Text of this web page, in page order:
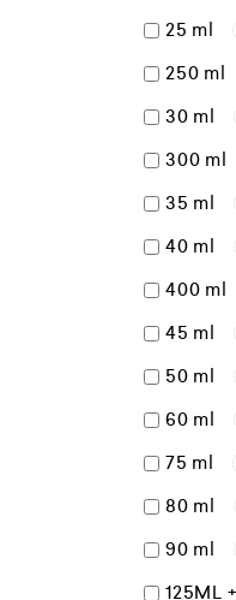
25 ml
250 ml
30 ml
300 ml
35 ml
40 ml
400 ml
45 ml
50 ml
60 ml
75 ml
80 ml
90 ml
125ML